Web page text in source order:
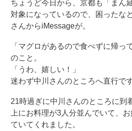
ちょうど今日から、京都も「まん
対象になっているので、困ったな
さんからiMessageが。
「マグロがあるので食べずに帰っ
のこと。
「うわ、嬉しい！」
迷わず中川さんのところへ直行です
21時過ぎに中川さんのところに到
上にお料理が3人分並んでいて、
ていてくれました。